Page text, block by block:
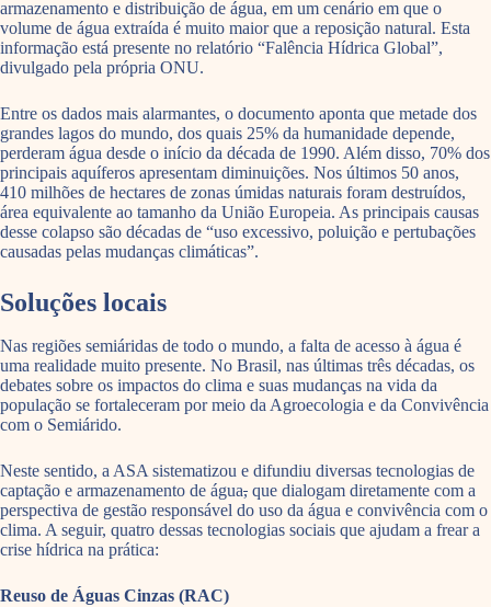
armazenamento e distribuição de água, em um cenário em que o
volume de água extraída é muito maior que a reposição natural. Esta
informação está presente no relatório “Falência Hídrica Global”,
divulgado pela própria ONU.
Entre os dados mais alarmantes, o documento aponta que metade dos
grandes lagos do mundo, dos quais 25% da humanidade depende,
perderam água desde o início da década de 1990. Além disso, 70% dos
principais aquíferos apresentam diminuições. Nos últimos 50 anos,
410 milhões de hectares de zonas úmidas naturais foram destruídos,
área equivalente ao tamanho da União Europeia. As principais causas
desse colapso são décadas de “uso excessivo, poluição e pertubações
causadas pelas mudanças climáticas”.
Soluções locais
Nas regiões semiáridas de todo o mundo, a falta de acesso à água é
uma realidade muito presente. No Brasil, nas últimas três décadas, os
debates sobre os impactos do clima e suas mudanças na vida da
população se fortaleceram por meio da Agroecologia e da Convivência
com o Semiárido.
Neste sentido, a ASA sistematizou e difundiu diversas tecnologias de
captação e armazenamento de água, que dialogam diretamente com a
perspectiva de gestão responsável do uso da água e convivência com o
clima. A seguir, quatro dessas tecnologias sociais que ajudam a frear a
crise hídrica na prática:
Reuso de Águas Cinzas (RAC)